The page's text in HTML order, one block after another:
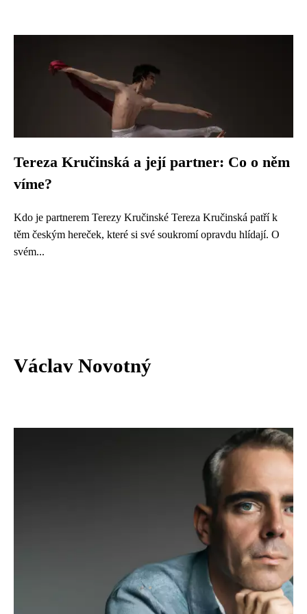
Tereza Kručinská a její partner: Co o něm
víme?
Kdo je partnerem Terezy Kručinské Tereza Kručinská patří k
těm českým hereček, které si své soukromí opravdu hlídají. O
svém...
Václav Novotný